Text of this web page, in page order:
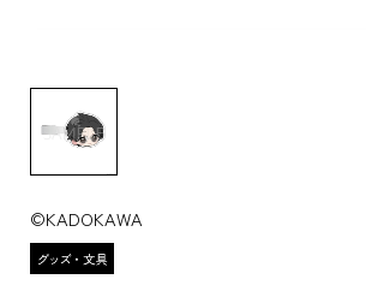
©KADOKAWA